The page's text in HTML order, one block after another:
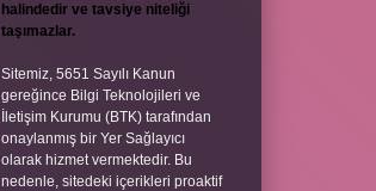
halindedir ve tavsiye niteliği
taşımazlar.
Sitemiz, 5651 Sayılı Kanun
gereğince Bilgi Teknolojileri ve
İletişim Kurumu (BTK) tarafından
onaylanmış bir Yer Sağlayıcı
olarak hizmet vermektedir. Bu
nedenle, sitedeki içerikleri proaktif